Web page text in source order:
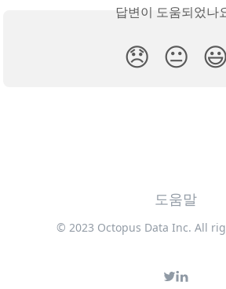
답변이 도움되었나
😞 😐 😃
도움말
© 2023 Octopus Data Inc. All